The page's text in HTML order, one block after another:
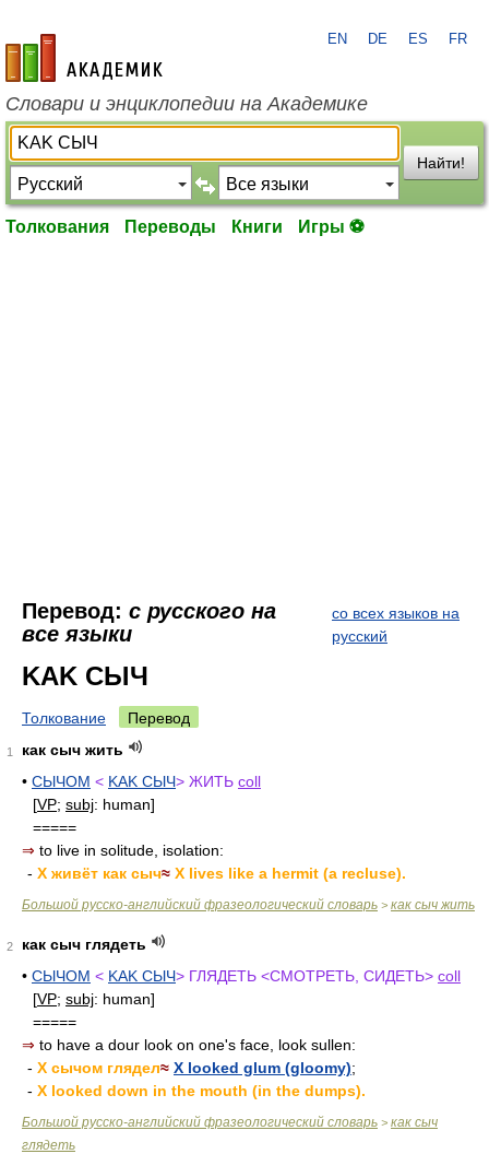
academic.ru
EN DE ES FR
Словари и энциклопедии на Академике
Найти!
Толкования Переводы Книги Игры ⚽
Перевод: с русского на
все языки
со всех языков на
русский
KAK СЫЧ
Толкование Перевод
1
как сыч жить
• СЫЧОМ < KAK СЫЧ> ЖИТЬ coll
[VP; subj: human]
=====
⇒ to live in solitude, isolation:
- X живёт как сыч≈ X lives like a hermit (a recluse).
Большой русско-английский фразеологический словарь > как сыч жить
2
как сыч глядеть
• СЫЧОМ < KAK СЫЧ> ГЛЯДЕТЬ <СМОТРЕТЬ, СИДЕТЬ> coll
[VP; subj: human]
=====
⇒ to have a dour look on one's face, look sullen:
- X сычом глядел≈ X looked glum (gloomy);
- X looked down in the mouth (in the dumps).
Большой русско-английский фразеологический словарь > как сыч
глядеть